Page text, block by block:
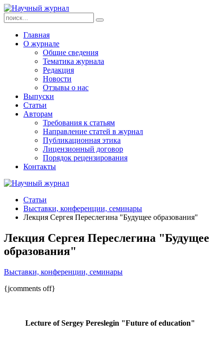
Главная
О журнале
Общие сведения
Тематика журнала
Редакция
Новости
Отзывы о нас
Выпуски
Статьи
Авторам
Требования к статьям
Направление статей в журнал
Публикационная этика
Лицензионный договор
Порядок рецензирования
Контакты
Статьи
Выставки, конференции, семинары
Лекция Сергея Переслегина "Будущее образования"
Лекция Сергея Переслегина "Будущее
образования"
Выставки, конференции, семинары
{jcomments off}
Lecture of Sergey Pereslegin "Future of education"